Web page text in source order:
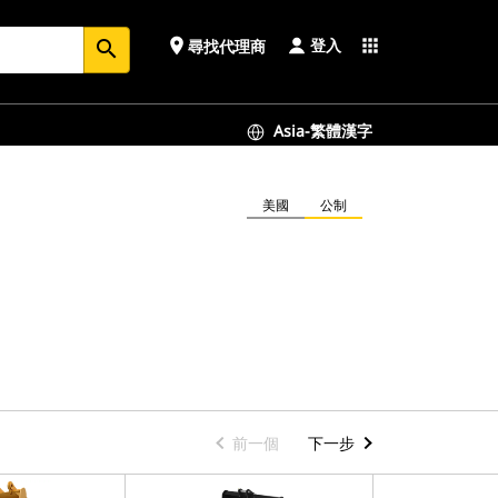
search place 尋找代理商 登入 apps
Asia-繁體漢字
美國 公制
前一個 下一步